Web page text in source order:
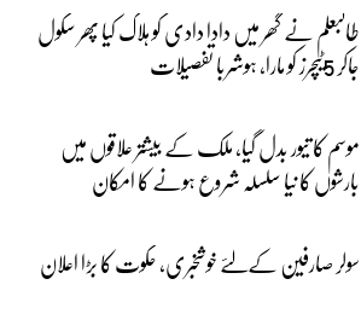
طالبعلم نے گھر میں دادا دادی کو ہلاک کیا پھر سکول
جاکر 5ٹیچرز کو مارا، ہوشربا تفصیلات
موسم کا تیور بدل گیا، ملک کے بیشتر علاقوں میں
بارشوں کا نیا سلسلہ شروع ہونے کا امکان
سولر صارفین کےلئے خوشخبری، حکوت کا بڑا اعلان